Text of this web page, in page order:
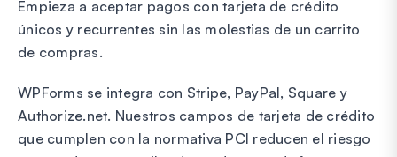
Empieza a aceptar pagos con tarjeta de crédito
únicos y recurrentes sin las molestias de un carrito
de compras.
WPForms se integra con Stripe, PayPal, Square y
Authorize.net. Nuestros campos de tarjeta de crédito
que cumplen con la normativa PCI reducen el riesgo